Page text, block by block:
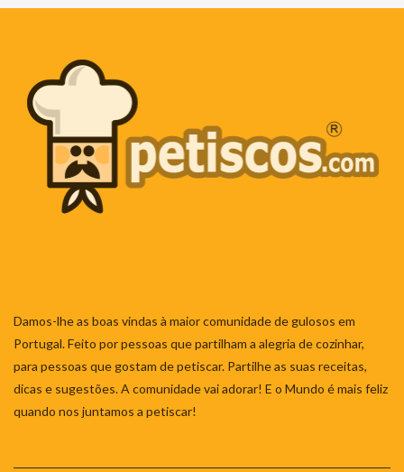
Damos-lhe as boas vindas à maior comunidade de gulosos em
Portugal. Feito por pessoas que partilham a alegria de cozinhar,
para pessoas que gostam de petiscar. Partilhe as suas receitas,
dicas e sugestões. A comunidade vai adorar! E o Mundo é mais feliz
quando nos juntamos a petiscar!